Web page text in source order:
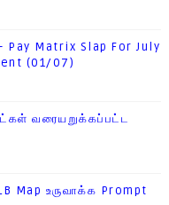
Pay Matrix Slap For July
(01/07)
வரையறுக்கப்பட்ட
Map உருவாக்க Prompt